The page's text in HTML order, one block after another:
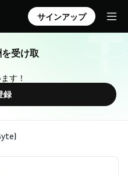
サインアップ
受け取
す！
録